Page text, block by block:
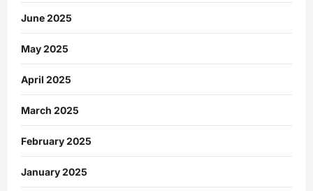
June 2025
May 2025
April 2025
March 2025
February 2025
January 2025